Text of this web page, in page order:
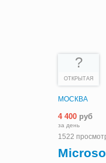
?
ОТКРЫТАЯ
МОСКВА
4 400 руб
за день
1522